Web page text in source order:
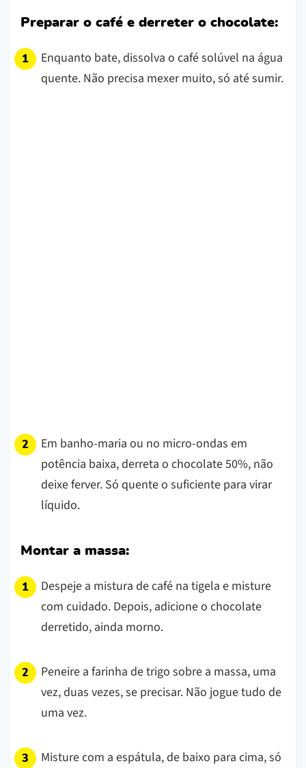
Preparar o café e derreter o chocolate:
Enquanto bate, dissolva o café solúvel na água
quente. Não precisa mexer muito, só até sumir.
Em banho-maria ou no micro-ondas em
potência baixa, derreta o chocolate 50%, não
deixe ferver. Só quente o suficiente para virar
líquido.
Montar a massa:
Despeje a mistura de café na tigela e misture
com cuidado. Depois, adicione o chocolate
derretido, ainda morno.
Peneire a farinha de trigo sobre a massa, uma
vez, duas vezes, se precisar. Não jogue tudo de
uma vez.
Misture com a espátula, de baixo para cima, só